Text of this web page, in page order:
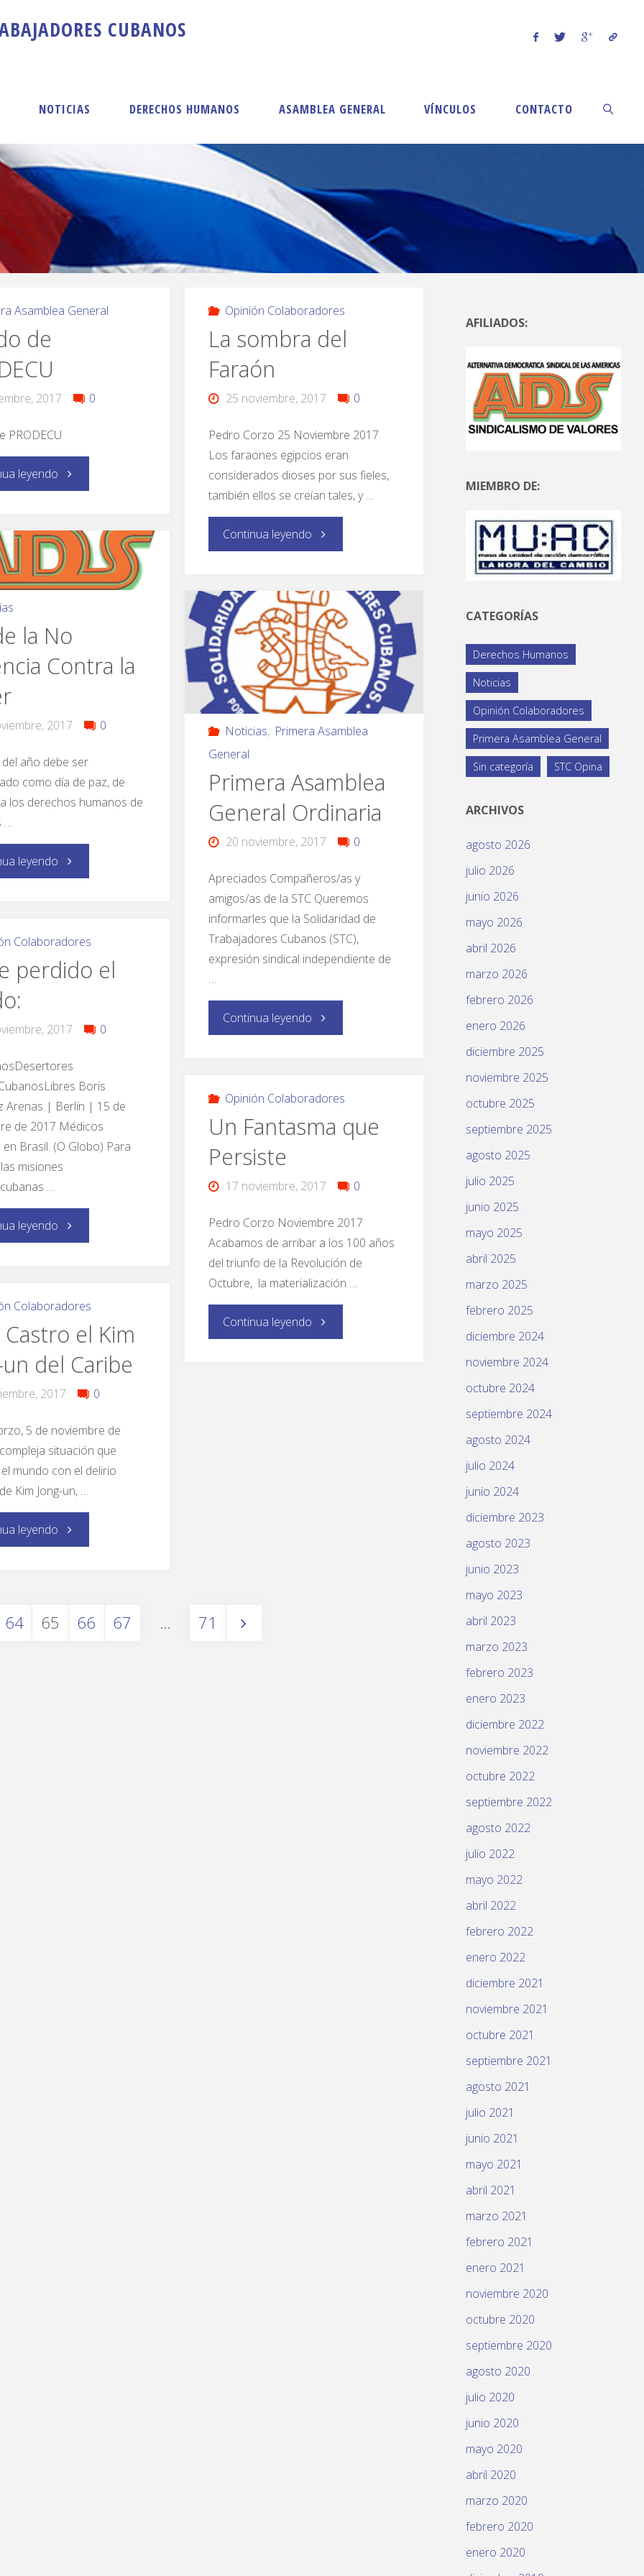
BAJADORES CUBANOS
NOTICIAS DERECHOS HUMANOS ASAMBLEA GENERAL VÍNCULOS CONTACTO
Asamblea General
de
2017 0
PRODECU
leyendo
Opinión Colaboradores
La sombra del
Faraón
25 noviembre, 2017 0
Pedro Corzo 25 Noviembre 2017
Los faraones egipcios eran
considerados dioses por sus fieles,
también ellos se creían tales, y …
Continua leyendo
la No
Contra la
2017 0
del año debe ser
como día de paz, de
los derechos humanos de
…
leyendo
Noticias, Primera Asamblea
General
Primera Asamblea
General Ordinaria
20 noviembre, 2017 0
Apreciados Compañeros/as y
amigos/as de la STC Queremos
informarles que la Solidaridad de
Trabajadores Cubanos (STC),
expresión sindical independiente de
…
Continua leyendo
Colaboradores
perdido el
2017 0
Boris
Arenas | Berlín | 15 de
de 2017 Médicos
Brasil. (O Globo) Para
misiones
…
leyendo
Opinión Colaboradores
Un Fantasma que
Persiste
17 noviembre, 2017 0
Pedro Corzo Noviembre 2017
Acabamos de arribar a los 100 años
del triunfo de la Revolución de
Octubre, la materialización …
Continua leyendo
Colaboradores
Castro el Kim
un del Caribe
2017 0
5 de noviembre de
situación que
mundo con el delirio
Kim Jong-un, …
leyendo
64 65 66 67 … 71
AFILIADOS:
MIEMBRO DE:
CATEGORÍAS
Derechos Humanos
Noticias
Opinión Colaboradores
Primera Asamblea General
Sin categoría STC Opina
ARCHIVOS
agosto 2026
julio 2026
junio 2026
mayo 2026
abril 2026
marzo 2026
febrero 2026
enero 2026
diciembre 2025
noviembre 2025
octubre 2025
septiembre 2025
agosto 2025
julio 2025
junio 2025
mayo 2025
abril 2025
marzo 2025
febrero 2025
diciembre 2024
noviembre 2024
octubre 2024
septiembre 2024
agosto 2024
julio 2024
junio 2024
diciembre 2023
agosto 2023
junio 2023
mayo 2023
abril 2023
marzo 2023
febrero 2023
enero 2023
diciembre 2022
noviembre 2022
octubre 2022
septiembre 2022
agosto 2022
julio 2022
mayo 2022
abril 2022
febrero 2022
enero 2022
diciembre 2021
noviembre 2021
octubre 2021
septiembre 2021
agosto 2021
julio 2021
junio 2021
mayo 2021
abril 2021
marzo 2021
febrero 2021
enero 2021
noviembre 2020
octubre 2020
septiembre 2020
agosto 2020
julio 2020
junio 2020
mayo 2020
abril 2020
marzo 2020
febrero 2020
enero 2020